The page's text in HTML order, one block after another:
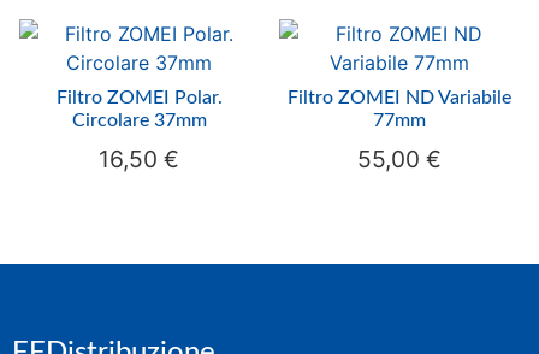
Filtro ZOMEI Polar.
Circolare 37mm
16,50€
Filtro ZOMEI ND Variabile
77mm
55,00€